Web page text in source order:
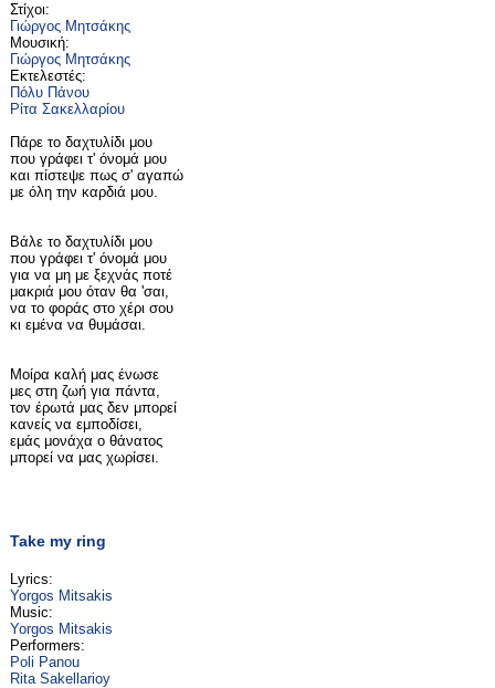
Στίχοι:
Γιώργος Μητσάκης
Μουσική:
Γιώργος Μητσάκης
Εκτελεστές:
Πόλυ Πάνου
Ρίτα Σακελλαρίου
Πάρε το δαχτυλίδι μου
που γράφει τ' όνομά μου
και πίστεψε πως σ' αγαπώ
με όλη την καρδιά μου.
Βάλε το δαχτυλίδι μου
που γράφει τ' όνομά μου
για να μη με ξεχνάς ποτέ
μακριά μου όταν θα 'σαι,
να το φοράς στο χέρι σου
κι εμένα να θυμάσαι.
Μοίρα καλή μας ένωσε
μες στη ζωή για πάντα,
τον έρωτά μας δεν μπορεί
κανείς να εμποδίσει,
εμάς μονάχα ο θάνατος
μπορεί να μας χωρίσει.
Take my ring
Lyrics:
Yorgos Mitsakis
Music:
Yorgos Mitsakis
Performers:
Poli Panou
Rita Sakellarioy